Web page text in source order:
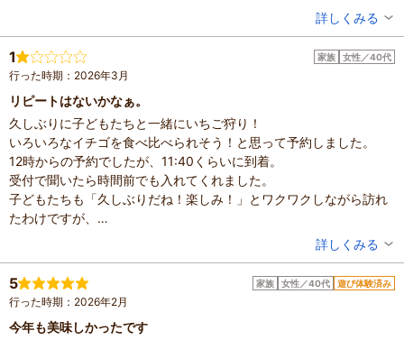
滞在時間：1時間未満
人数：3人～5人
家族の内訳：お子様、配偶者
子供の年齢：7～12歳
投稿日：2026年4月19日
詳しくみる
1 家族 女性／40代
行った時期：2026年3月
リピートはないかなぁ。
久しぶりに子どもたちと一緒にいちご狩り！
いろいろなイチゴを食べ比べられそう！と思って予約しました。
12時からの予約でしたが、11:40くらいに到着。
受付で聞いたら時間前でも入れてくれました。
子どもたちも「久しぶりだね！楽しみ！」とワクワクしながら訪れ
たわけですが、
訪れた時間が悪かったのか、美味しそうなイチゴは全然なし。
こんなにもテンションの上がらないいちご狩りは初めてだなーと思
うくらいに、色のつく前の白いイチゴしかなくてガッカリ。
正直、時間制限の50分もいりませんでした。
だって「食べたい！」と思えるいちごが全然なかったから。
いつもなら時間めいっぱい使って、お腹いっぱいになるくらい食べ
滞在時間：1時間未満
人数：3人～5人
家族の内訳：お子様、配偶者
子供の年齢：2～3歳、4～6歳
詳しくみる
5 家族 女性／40代 遊び体験済み
行った時期：2026年2月
今年も美味しかったです